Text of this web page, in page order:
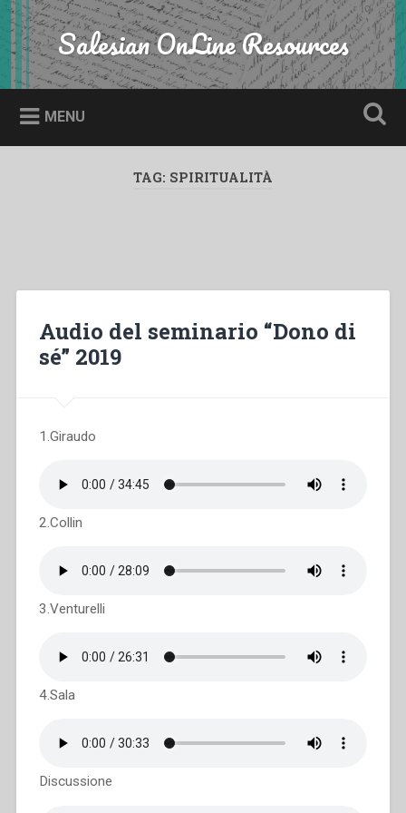
Skip
to
content
Search Salesian OnLine Resources
MENU
TAG: SPIRITUALITÀ
Audio del seminario “Dono di
sé” 2019
1.Giraudo
2.Collin
3.Venturelli
4.Sala
Discussione